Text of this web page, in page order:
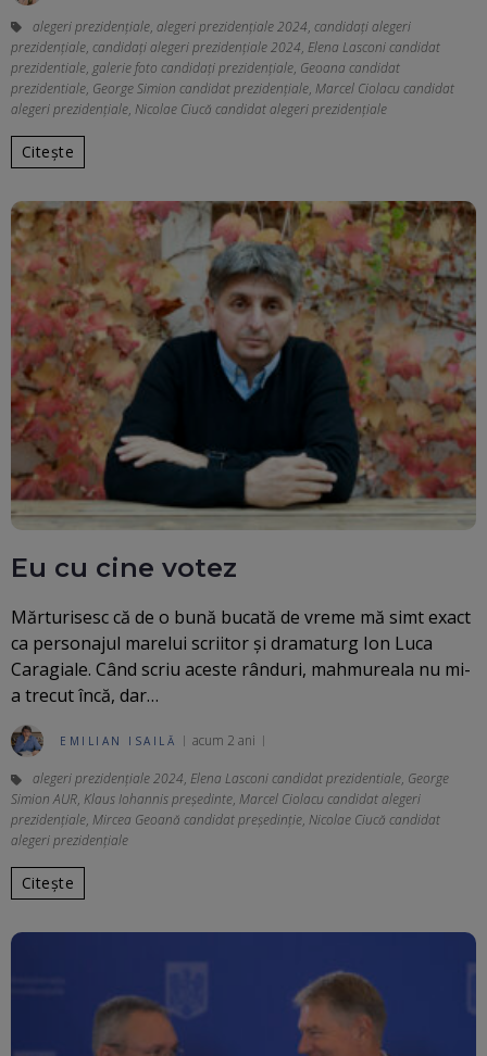
alegeri prezidențiale, alegeri prezidenţiale 2024, candidați alegeri
prezidențiale, candidați alegeri prezidențiale 2024, Elena Lasconi candidat
prezidentiale, galerie foto candidaţi prezidenţiale, Geoana candidat
prezidentiale, George Simion candidat prezidențiale, Marcel Ciolacu candidat
alegeri prezidențiale, Nicolae Ciucă candidat alegeri prezidențiale
Citește
Eu cu cine votez
Mărturisesc că de o bună bucată de vreme mă simt exact
ca personajul marelui scriitor și dramaturg Ion Luca
Caragiale. Când scriu aceste rânduri, mahmureala nu mi-
a trecut încă, dar…
EMILIAN ISAILĂ acum 2 ani
alegeri prezidenţiale 2024, Elena Lasconi candidat prezidentiale, George
Simion AUR, Klaus Iohannis președinte, Marcel Ciolacu candidat alegeri
prezidențiale, Mircea Geoană candidat președinție, Nicolae Ciucă candidat
alegeri prezidențiale
Citește